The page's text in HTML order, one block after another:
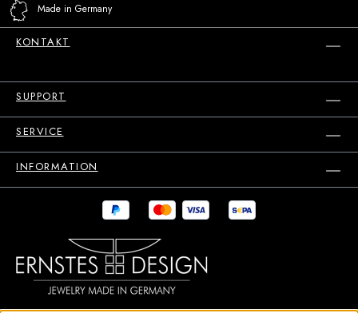
Made in Germany
KONTAKT
SUPPORT
SERVICE
INFORMATION